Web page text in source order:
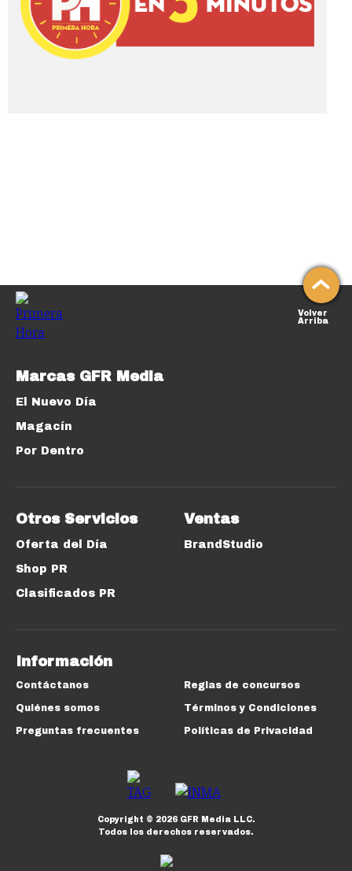
Volver
Arriba
Marcas GFR Media
El Nuevo Día
Magacín
Por Dentro
Otros Servicios
Oferta del Día
Shop PR
Clasificados PR
Ventas
BrandStudio
Información
Contáctanos
Quiénes somos
Preguntas frecuentes
Reglas de concursos
Términos y Condiciones
Políticas de Privacidad
Copyright © 2026GFR Media LLC.
Todos los derechos reservados.